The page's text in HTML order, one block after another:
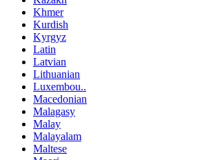
Khmer
Kurdish
Kyrgyz
Latin
Latvian
Lithuanian
Luxembou..
Macedonian
Malagasy
Malay
Malayalam
Maltese